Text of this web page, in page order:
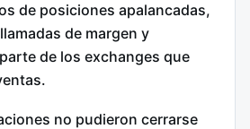
de posiciones apalancadas,
de margen y
de los exchanges que
no pudieron cerrarse